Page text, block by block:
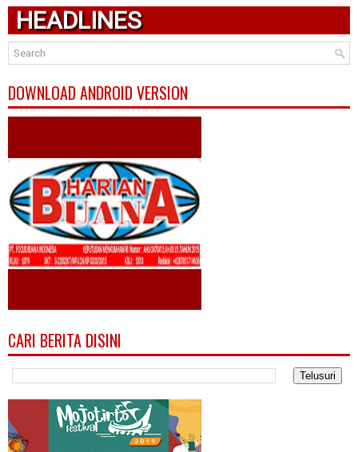
HEADLINES
DOWNLOAD ANDROID VERSION
CARI BERITA DISINI